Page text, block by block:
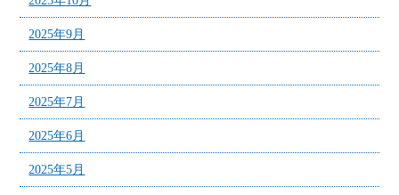
2025年9月
2025年8月
2025年7月
2025年6月
2025年5月